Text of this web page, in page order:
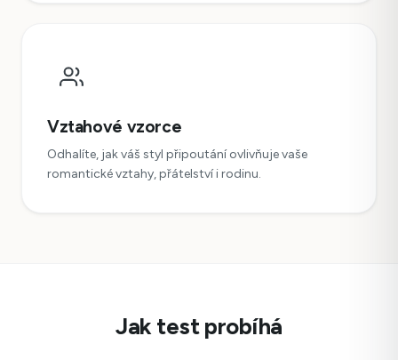
Vztahové vzorce
Odhalíte, jak váš styl připoutání ovlivňuje vaše
romantické vztahy, přátelství i rodinu.
Jak test probíhá